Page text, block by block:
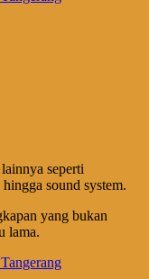
seperti
sound system.
yang bukan
lama.